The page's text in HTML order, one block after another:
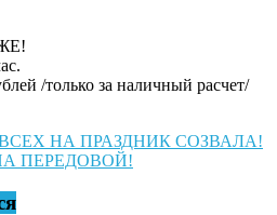
/только за наличный расчет/
НА ПРАЗДНИК СОЗВАЛА!
ПЕРЕДОВОЙ!